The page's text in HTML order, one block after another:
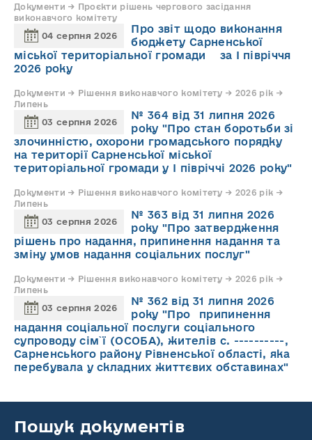
Документи → Проєкти рішень чергового засідання
виконавчого комітету
04 серпня 2026
Про звіт щодо виконання
бюджету Сарненської
міської територіальної громади за І півріччя
2026 року
Документи → Рішення виконавчого комітету → 2026 рік →
Липень
03 серпня 2026
№ 364 від 31 липня 2026
року "Про стан боротьби зі
злочинністю, охорони громадського порядку
на території Сарненської міської
територіальної громади у І півріччі 2026 року"
Документи → Рішення виконавчого комітету → 2026 рік →
Липень
03 серпня 2026
№ 363 від 31 липня 2026
року "Про затвердження
рішень про надання, припинення надання та
зміну умов надання соціальних послуг"
Документи → Рішення виконавчого комітету → 2026 рік →
Липень
03 серпня 2026
№ 362 від 31 липня 2026
року "Про припинення
надання соціальної послуги соціального
супроводу cім`ї (ОСОБА), жителів с. ----------,
Сарненського району Рівненської області, яка
перебувала у складних життєвих обставинах"
Пошук документів